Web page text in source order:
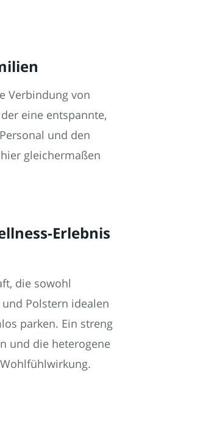
Verbindung von
eine entspannte,
und den
gleichermaßen
Erlebnis
die sowohl
Polstern idealen
parken. Ein streng
und die heterogene